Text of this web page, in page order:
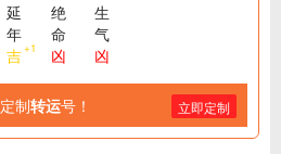
延
年
吉+1
绝
命
凶
生
气
凶
定制转运号！ 立即定制